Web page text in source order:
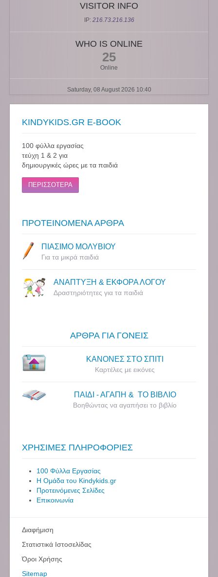
VISITOR INFO
IP: 216.73.216.136
WHO IS ONLINE
25
Online
Saturday, 08 August 2026 10:40
KINDYKIDS.GR E-BOOK
100 φύλλα εργασίας
τεύχη 1 & 2 για
δημιουργικές ώρες με τα παιδιά
ΠΕΡΙΣΣΟΤΕΡΑ
ΠΡΟΤΕΙΝΟΜΕΝΑ ΑΡΘΡΑ
ΠΙΑΣΙΜΟ ΜΟΛΥΒΙΟΥ
Για τα μικρά παιδιά
ΑΝΑΠΤΥΞΗ & ΕΚΦΟΡΑ ΛΟΓΟΥ
Δραστηριότητες για τα παιδιά
ΑΡΘΡΑ ΓΙΑ ΓΟΝΕΙΣ
ΚΑΝΟΝΕΣ ΣΤΟ ΣΠΙΤΙ
Καρτέλες με εικόνες
ΠΑΙΔΙ - ΑΓΑΠΗ & ΤΟ ΒΙΒΛΙΟ
Βοηθώντας να αγαπήσει το βιβλίο
ΧΡΗΣΙΜΕΣ ΠΛΗΡΟΦΟΡΙΕΣ
100 Φύλλα Εργασίας
Η Ομάδα του Kindykids.gr
Προτεινόμενες Σελίδες
Επικοινωνία
Διαφήμιση
Στατιστικά Ιστοσελίδας
Όροι Χρήσης
Sitemap